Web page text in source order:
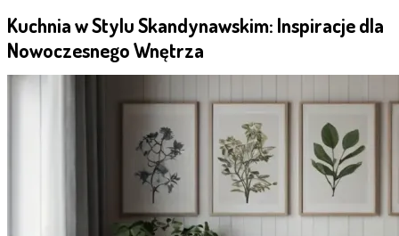
Kuchnia w Stylu Skandynawskim: Inspiracje dla
Nowoczesnego Wnętrza